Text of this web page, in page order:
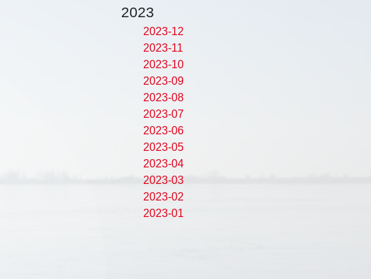
2023
2023-12
2023-11
2023-10
2023-09
2023-08
2023-07
2023-06
2023-05
2023-04
2023-03
2023-02
2023-01